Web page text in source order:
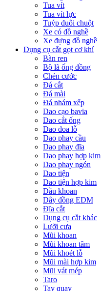
Tua vít
Tua vít lực
Tuýp đuôi chuột
Xe có đồ nghề
Xe đựng đồ nghề
Dụng cụ cắt gọt cơ khí
Bàn ren
Bộ lã ống đồng
Chén cước
Đá cắt
Đá mài
Đá nhám xếp
Dao cạo bavia
Dao cắt ống
Dao doa lỗ
Dao phay cầu
Dao phay đĩa
Dao phay hợp kim
Dao phay ngón
Dao tiện
Dao tiện hợp kim
Đầu khoan
Dây đồng EDM
Đĩa cắt
Dụng cụ cắt khác
Lưỡi cưa
Mũi khoan
Mũi khoan tâm
Mũi khoét lỗ
Mũi mài hợp kim
Mũi vát mép
Taro
Tay quay